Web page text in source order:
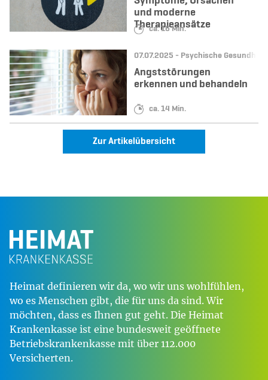
Lesedauer:
ca. 16 Min.
und moderne
Therapieansätze
Datum:
07.07.2025 - Kategorie:
Psychische Gesundheit
Lesedauer:
ca. 14 Min.
Angststörungen
erkennen und behandeln
Zur Artikelübersicht
Heimat definieren wir da, wo wir uns wohlfühlen,
wo es Menschen gibt, die für uns da sind. Wir
möchten, dass es Ihnen gut geht. Die Heimat
Krankenkasse ist eine bundesweit geöffnete
Betriebskrankenkasse mit über 112.000
Versicherten.